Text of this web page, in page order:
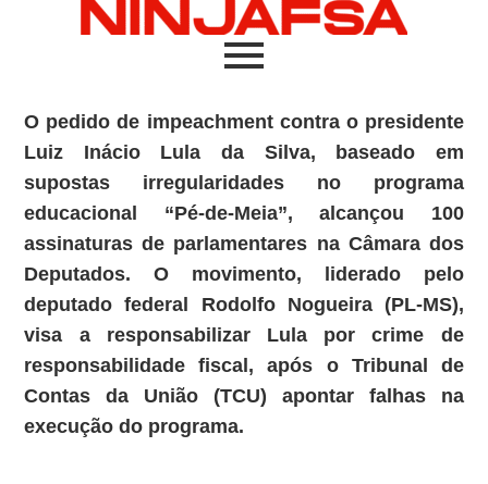
O pedido de impeachment contra o presidente
Luiz Inácio Lula da Silva, baseado em
supostas irregularidades no programa
educacional “Pé-de-Meia”, alcançou 100
assinaturas de parlamentares na Câmara dos
Deputados. O movimento, liderado pelo
deputado federal Rodolfo Nogueira (PL-MS),
visa a responsabilizar Lula por crime de
responsabilidade fiscal, após o Tribunal de
Contas da União (TCU) apontar falhas na
execução do programa.